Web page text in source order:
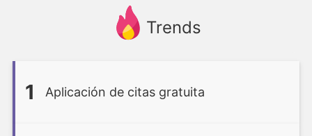
Trends
1 Aplicación de citas gratuita